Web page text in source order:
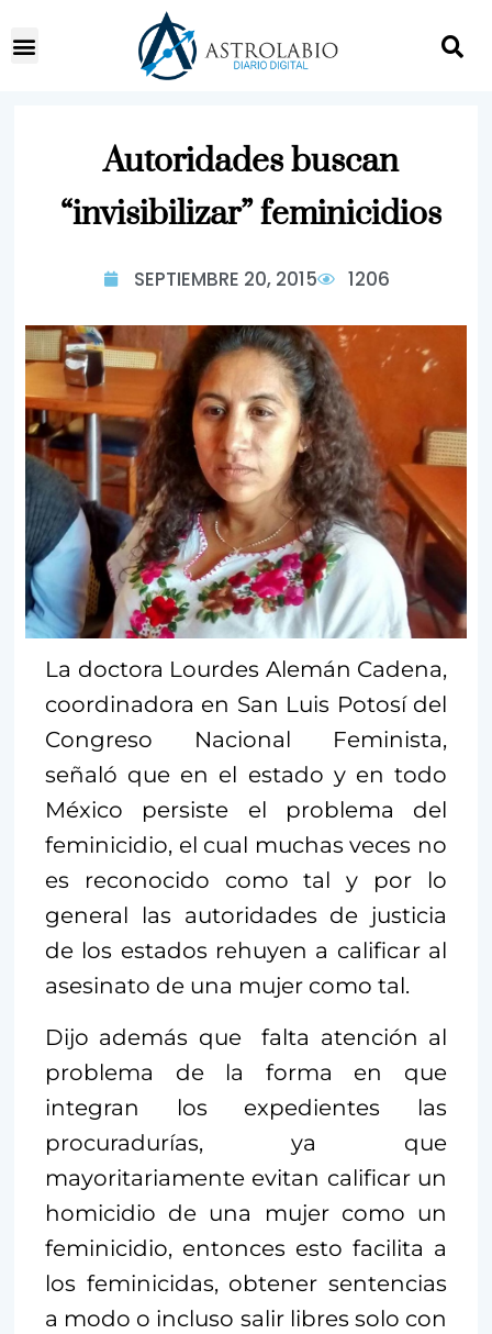
Autoridades buscan
“invisibilizar” feminicidios
SEPTIEMBRE 20, 2015 1206
La doctora Lourdes Alemán Cadena,
coordinadora en San Luis Potosí del
Congreso Nacional Feminista,
señaló que en el estado y en todo
México persiste el problema del
feminicidio, el cual muchas veces no
es reconocido como tal y por lo
general las autoridades de justicia
de los estados rehuyen a calificar al
asesinato de una mujer como tal.
Dijo además que falta atención al
problema de la forma en que
integran los expedientes las
procuradurías, ya que
mayoritariamente evitan calificar un
homicidio de una mujer como un
feminicidio, entonces esto facilita a
los feminicidas, obtener sentencias
a modo o incluso salir libres solo con